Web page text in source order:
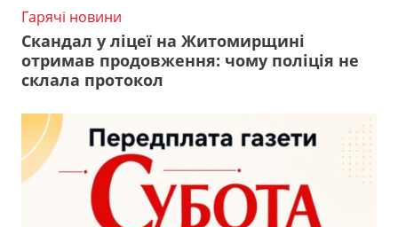
Гарячі новини
Скандал у ліцеї на Житомирщині
отримав продовження: чому поліція не
склала протокол